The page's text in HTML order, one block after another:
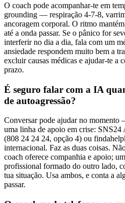
O coach pode acompanhar-te em
grounding — respiração 4-7-8,
ancoragem corporal. O ritmo
até a onda passar. Se o pânico for
interferir no dia a dia, fala com um
ansiedade respondem muito bem a
excluir causas médicas e ajudar-te a
prazo.
É seguro falar com a IA
de autoagressão?
Conversar pode ajudar no momento
uma linha de apoio em crise:
(808 24 24 24, opção 4) ou
internacional. Faz as duas coisas.
coach oferece companhia e apoio;
profissional formado do outro lado,
tua situação. Usa ambos, e conta a
passar.